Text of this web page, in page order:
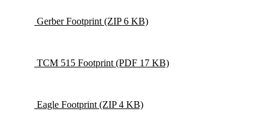
Gerber Footprint (ZIP 6 KB)
TCM 515 Footprint (PDF 17 KB)
Eagle Footprint (ZIP 4 KB)